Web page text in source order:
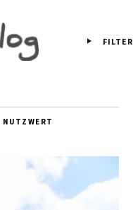
FILTER
NUTZWERT